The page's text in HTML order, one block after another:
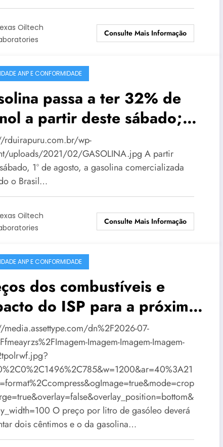
Oiltech
Consulte Mais Informação
ANP E CONFORMIDADE
passa a ter 32% de
a partir deste sábado;
de Passo Fundo já
nova composição
rduirapuru.com.br/wp-
uploads/2021/02/GASOLINA.jpg A partir
1º de agosto, a gasolina comercializada
o Brasil…
Oiltech
Consulte Mais Informação
ANP E CONFORMIDADE
dos combustíveis e
do ISP para a próxima
media.assettype.com/dn%2F2026-07-
Imagem-Imagem-Imagem-
O preço por litro de gasóleo deverá
dois cêntimos e o da gasolina…